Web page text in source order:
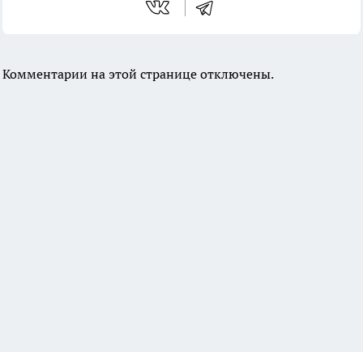
Комментарии на этой странице отключены.